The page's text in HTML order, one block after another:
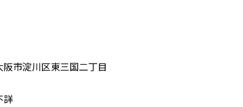
阪市淀川区東三国二丁目
詳